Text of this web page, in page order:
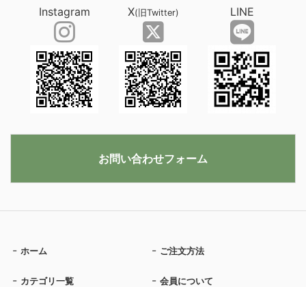
ホーム ご注文方法
カテゴリ一覧 会員について
Instagram X(旧Twitter) LINE
お問い合わせフォーム